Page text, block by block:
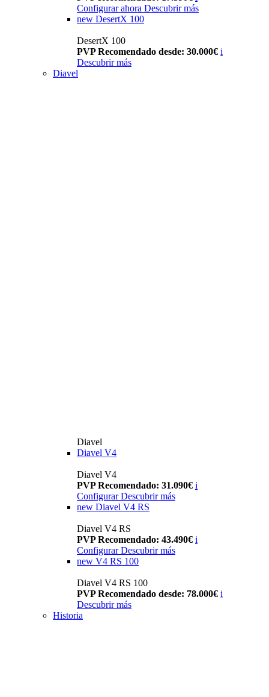
Configurar ahora Descubrir más
new DesertX 100
DesertX 100
PVP Recomendado desde: 30.000€ i
Descubrir más
Diavel
Diavel
Diavel V4
Diavel V4
PVP Recomendado: 31.090€ i
Configurar Descubrir más
new Diavel V4 RS
Diavel V4 RS
PVP Recomendado: 43.490€ i
Configurar Descubrir más
new V4 RS 100
Diavel V4 RS 100
PVP Recomendado desde: 78.000€ i
Descubrir más
Historia